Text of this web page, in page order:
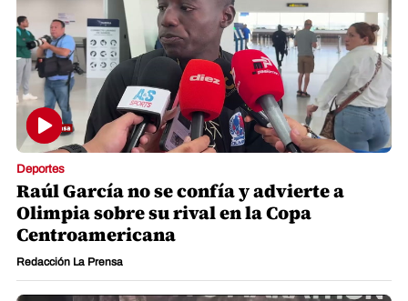
Deportes
Raúl García no se confía y advierte a
Olimpia sobre su rival en la Copa
Centroamericana
Redacción La Prensa